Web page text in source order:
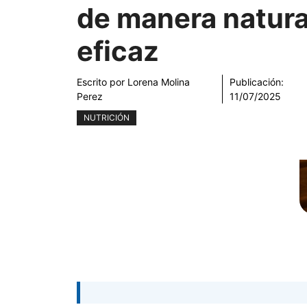
de manera
eficaz
Escrito por Lorena Molina
Perez
Publicación:
11/07/2025
NUTRICIÓN